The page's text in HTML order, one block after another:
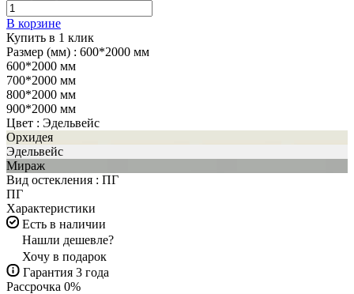
В корзине
Купить в 1 клик
Размер (мм) : 600*2000 мм
600*2000 мм
700*2000 мм
800*2000 мм
900*2000 мм
Цвет : Эдельвейс
Орхидея
Эдельвейс
Мираж
Вид остекления : ПГ
ПГ
Характеристики
Есть в наличии
Нашли дешевле?
Хочу в подарок
Гарантия 3 года
Рассрочка 0%